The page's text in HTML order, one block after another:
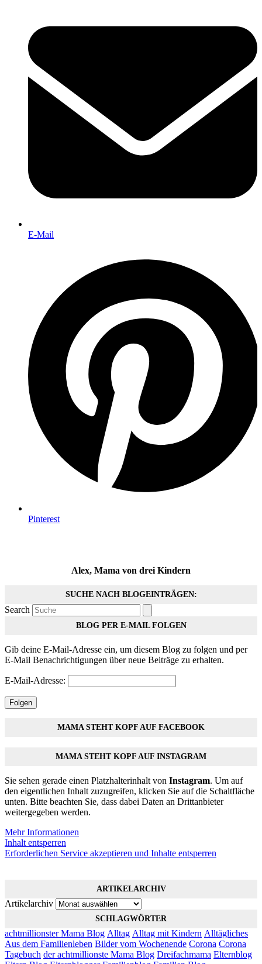
E-Mail
Pinterest
Alex, Mama von drei Kindern
SUCHE NACH BLOGEINTRÄGEN:
Search
BLOG PER E-MAIL FOLGEN
Gib deine E-Mail-Adresse ein, um diesem Blog zu folgen und per
E-Mail Benachrichtigungen über neue Beiträge zu erhalten.
E-Mail-Adresse:
Folgen
MAMA STEHT KOPF AUF FACEBOOK
MAMA STEHT KOPF AUF INSTAGRAM
Sie sehen gerade einen Platzhalterinhalt von Instagram. Um auf
den eigentlichen Inhalt zuzugreifen, klicken Sie auf die Schaltfläche
unten. Bitte beachten Sie, dass dabei Daten an Drittanbieter
weitergegeben werden.
Mehr Informationen
Inhalt entsperren
Erforderlichen Service akzeptieren und Inhalte entsperren
ARTIKELARCHIV
Artikelarchiv
SCHLAGWÖRTER
achtmillionster Mama Blog Alltag Alltag mit Kindern Alltägliches
Aus dem Familienleben Bilder vom Wochenende Corona Corona
Tagebuch der achtmillionste Mama Blog Dreifachmama Elternblog